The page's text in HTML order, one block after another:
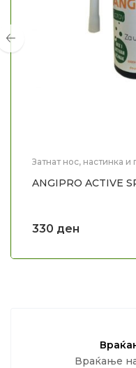
Затнат нос, настинка и
ANGIPRO ACTIVE
330 ден
Враќање